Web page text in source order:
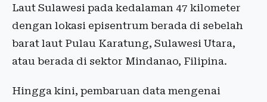
Laut Sulawesi pada kedalaman 47 kilometer
dengan lokasi episentrum berada di sebelah
barat laut Pulau Karatung, Sulawesi Utara,
atau berada di sektor Mindanao, Filipina.
Hingga kini, pembaruan data mengenai